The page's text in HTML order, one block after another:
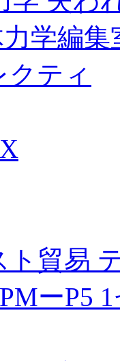
学編集
ティ
ト貿易
ーP5